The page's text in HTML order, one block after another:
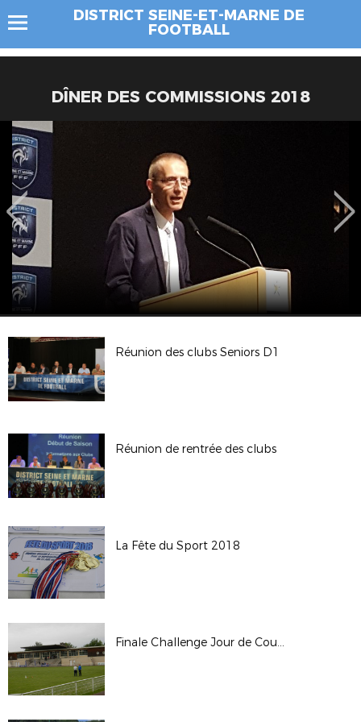
DISTRICT SEINE-ET-MARNE DE
FOOTBALL
DÎNER DES COMMISSIONS 2018
Réunion des clubs Seniors D1
Réunion de rentrée des clubs
La Fête du Sport 2018
Finale Challenge Jour de Coupe U12/U13